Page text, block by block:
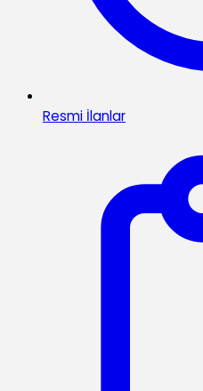
Resmi İlanlar